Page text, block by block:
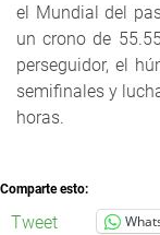
el Mundial del
un crono de
perseguidor, el
semifinales y
horas.
Comparte esto:
Tweet